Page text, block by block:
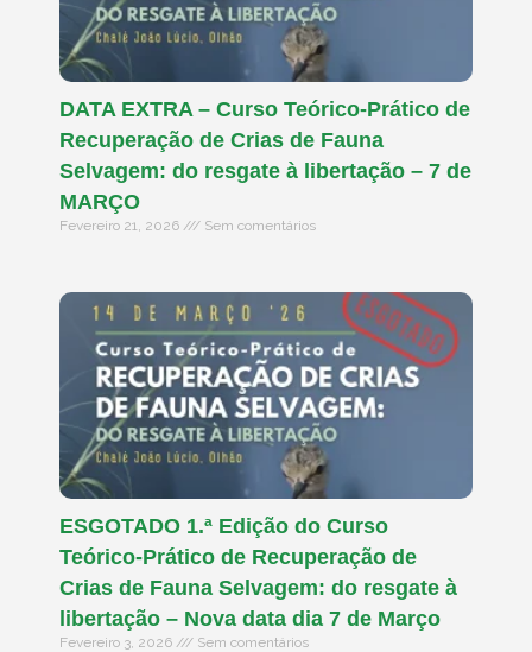
DATA EXTRA – Curso Teórico-Prático de
Recuperação de Crias de Fauna
Selvagem: do resgate à libertação – 7 de
MARÇO
Fevereiro 21, 2026 Sem comentários
ESGOTADO 1.ª Edição do Curso
Teórico-Prático de Recuperação de
Crias de Fauna Selvagem: do resgate à
libertação – Nova data dia 7 de Março
Fevereiro 3, 2026 Sem comentários